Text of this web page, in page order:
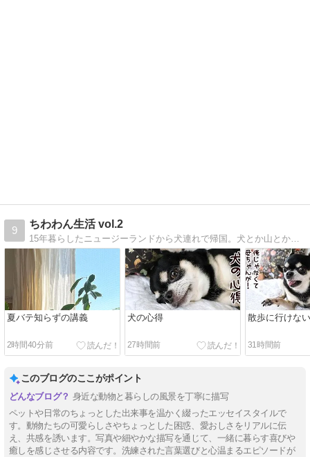
9
ちわわん生活 vol.2
15年暮らしたニュージーランドから犬連れで帰国。犬とか山とか温泉とか海外生活とかあれこれ。
夏バテ知らずの講義
2時間40分前
犬の心得
27時間前
散歩に行けな
31時間前
このブログのここがポイント
身近な動物と暮らしの風景を丁寧に描写
ペットや日常のちょっとした出来事を温かく綴ったエッセイスタイルで
す。動物たちの可愛らしさやちょっとした困惑、愛おしさをリアルに伝
え、共感を誘います。写真や細やかな描写を通じて、一緒に暮らす喜びや
癒しを感じさせる内容です。洗練された言葉選びと心温まるエピソードが